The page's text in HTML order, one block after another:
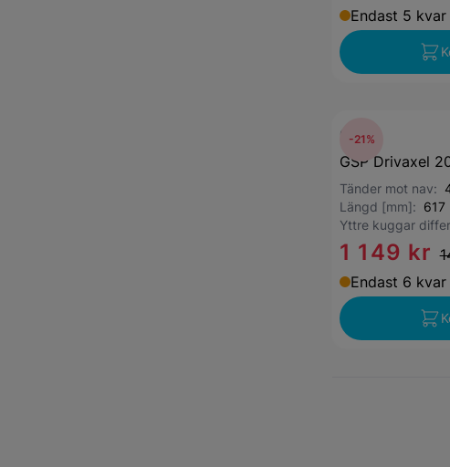
Endast 5
GSP
GSP Drivaxel
Tänder mot nav:
Längd [mm]: 617
Yttre kuggar
1 149 kr
-21%
Endast 6